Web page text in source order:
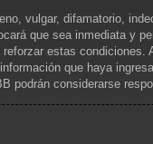
vulgar, difamatorio,
que sea inmediata y
estas
que haya
podrán considerarse